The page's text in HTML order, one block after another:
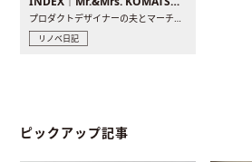
プロダクトデザイナーの夫とマーチャンダイザーの妻が、夫婦で..
リノベ日記
ピックアップ記事